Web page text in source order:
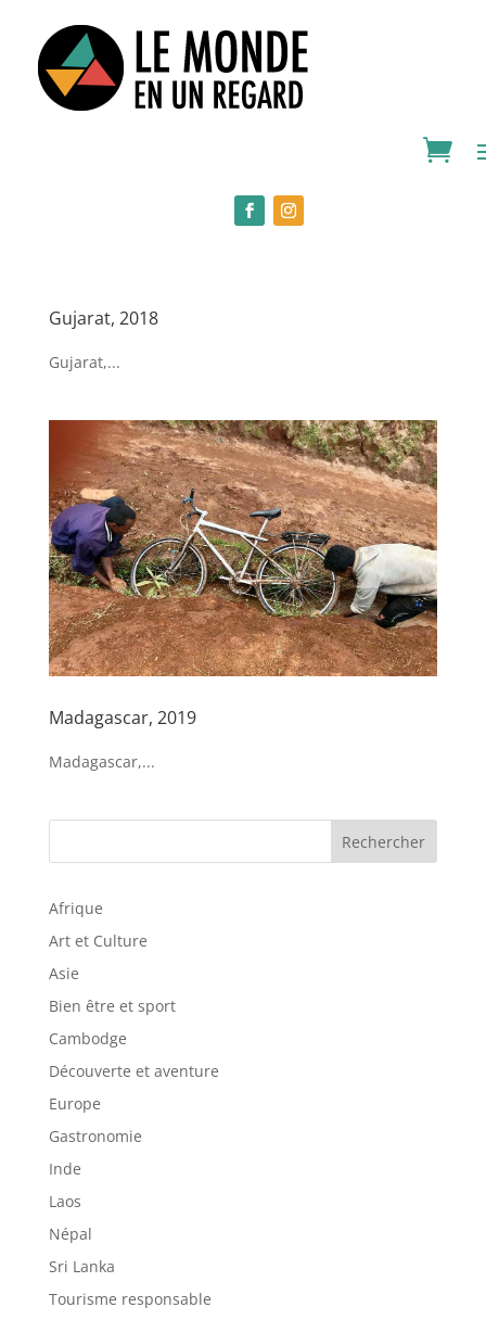
Gujarat, 2018
Gujarat,...
Madagascar, 2019
Madagascar,...
Rechercher
Afrique
Art et Culture
Asie
Bien être et sport
Cambodge
Découverte et aventure
Europe
Gastronomie
Inde
Laos
Népal
Sri Lanka
Tourisme responsable